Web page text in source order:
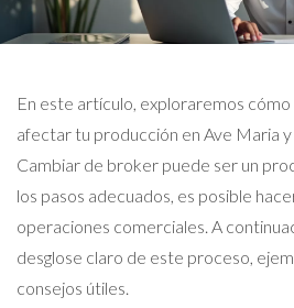
En este artículo, exploraremos
afectar tu producción en Ave Maria
Cambiar de broker puede ser un
los pasos adecuados, es posible
operaciones comerciales. A
desglose claro de este proceso,
consejos útiles.